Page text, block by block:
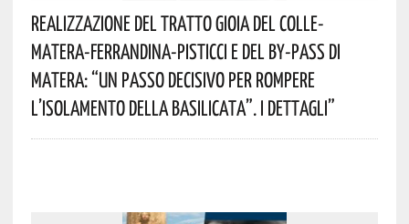
Realizzazione Del Tratto Gioia Del Colle-
Matera-Ferrandina-Pisticci E Del By-Pass Di
Matera: “Un Passo Decisivo Per Rompere
L’isolamento Della Basilicata”. I Dettagli”